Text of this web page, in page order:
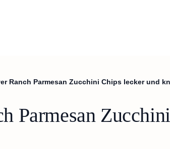
Ranch Parmesan Zucchini Chips lecker und
Parmesan